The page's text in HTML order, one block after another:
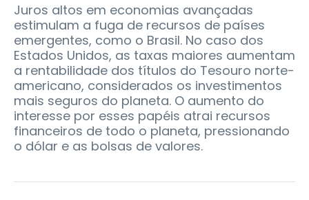
Juros altos em economias avançadas
estimulam a fuga de recursos de países
emergentes, como o Brasil. No caso dos
Estados Unidos, as taxas maiores aumentam
a rentabilidade dos títulos do Tesouro norte-
americano, considerados os investimentos
mais seguros do planeta. O aumento do
interesse por esses papéis atrai recursos
financeiros de todo o planeta, pressionando
o dólar e as bolsas de valores.